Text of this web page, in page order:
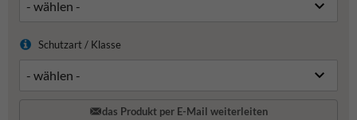
Schutzart / Klasse
das Produkt per E-Mail weiterleiten